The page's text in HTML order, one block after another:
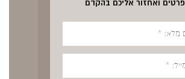
פרטים ואחזור אליכם בהקדם